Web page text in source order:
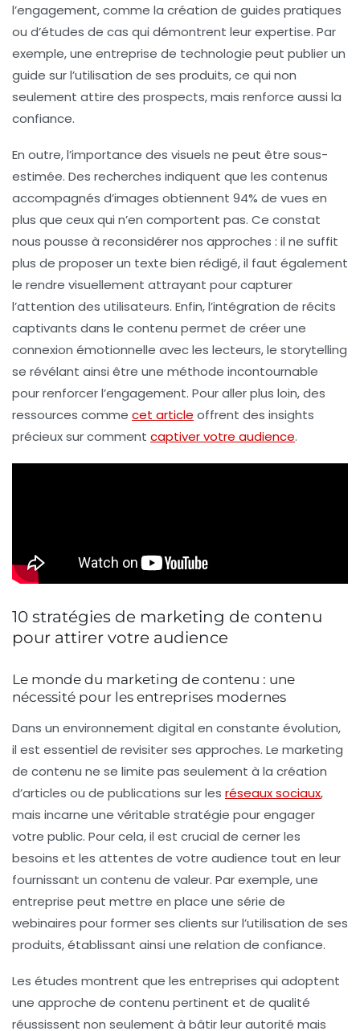
l’engagement, comme la création de guides pratiques
ou d’études de cas qui démontrent leur expertise. Par
exemple, une entreprise de technologie peut publier un
guide sur l’utilisation de ses produits, ce qui non
seulement attire des prospects, mais renforce aussi la
confiance.
En outre, l’importance des visuels ne peut être sous-
estimée. Des recherches indiquent que les contenus
accompagnés d’images obtiennent 94% de vues en
plus que ceux qui n’en comportent pas. Ce constat
nous pousse à reconsidérer nos approches : il ne suffit
plus de proposer un texte bien rédigé, il faut également
le rendre visuellement attrayant pour capturer
l’attention des utilisateurs. Enfin, l’intégration de récits
captivants dans le contenu permet de créer une
connexion émotionnelle avec les lecteurs, le storytelling
se révélant ainsi être une méthode incontournable
pour renforcer l’engagement. Pour aller plus loin, des
ressources comme cet article offrent des insights
précieux sur comment captiver votre audience.
10 stratégies de marketing de contenu
pour attirer votre audience
Le monde du marketing de contenu : une
nécessité pour les entreprises modernes
Dans un environnement digital en constante évolution,
il est essentiel de revisiter ses approches. Le marketing
de contenu ne se limite pas seulement à la création
d’articles ou de publications sur les réseaux sociaux,
mais incarne une véritable stratégie pourengager
votre public. Pour cela, il est crucial de cerner les
besoins et les attentes de votre audience tout en leur
fournissant un contenu de valeur. Par exemple, une
entreprise peut mettre en place une série de
webinaires pour former ses clients sur l’utilisation de ses
produits, établissant ainsi une relation de confiance.
Les études montrent que les entreprises qui adoptent
une approche de contenu pertinent et de qualité
réussissent non seulement à bâtir leur autorité mais